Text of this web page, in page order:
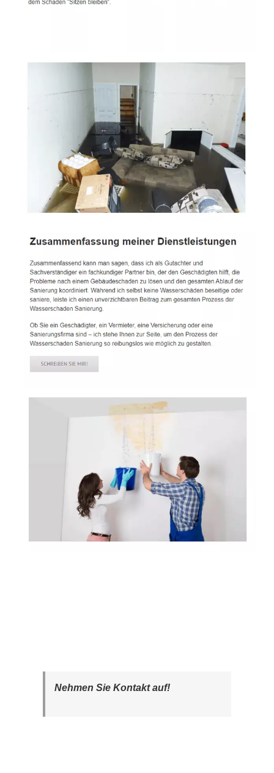
Nehmen Sie Kontakt auf!